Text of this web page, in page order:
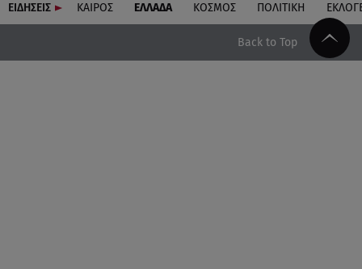
ΕΙΔΗΣΕΙΣ ΚΑΙΡΟΣ ΕΛΛΑΔΑ ΚΟΣΜΟΣ ΠΟΛΙΤΙΚΗ
Back to Top